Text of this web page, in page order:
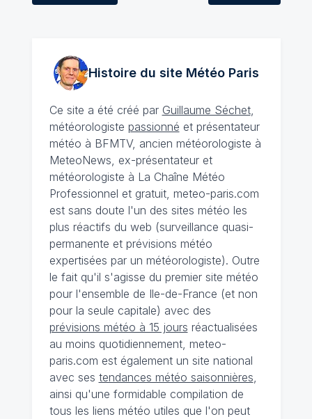
Histoire du site MétéoParis
Ce site a été créé par Guillaume Séchet,
météorologiste passionné et présentateur
météo à BFMTV, ancien météorologiste à
MeteoNews, ex-présentateur et
météorologiste à La Chaîne Météo
Professionnel et gratuit, meteo-paris.com
est sans doute l'un des sites météo les
plus réactifs du web (surveillance quasi-
permanente et prévisions météo
expertisées par un météorologiste). Outre
le fait qu'il s'agisse du premier site météo
pour l'ensemble de Ile-de-France (et non
pour la seule capitale) avec des
prévisions météo à 15 jours réactualisées
au moins quotidiennement, meteo-
paris.com est également un site national
avec ses tendances météo saisonnières,
ainsi qu'une formidable compilation de
tous les liens météo utiles que l'on peut